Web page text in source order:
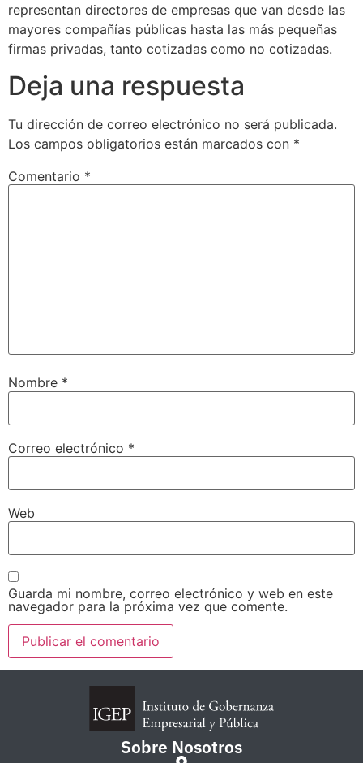
representan directores de empresas que van desde las
mayores compañías públicas hasta las más pequeñas
firmas privadas, tanto cotizadas como no cotizadas.
Deja una respuesta
Tu dirección de correo electrónico no será publicada.
Los campos obligatorios están marcados con *
Comentario *
Nombre *
Correo electrónico *
Web
Guarda mi nombre, correo electrónico y web en este
navegador para la próxima vez que comente.
Sobre Nosotros